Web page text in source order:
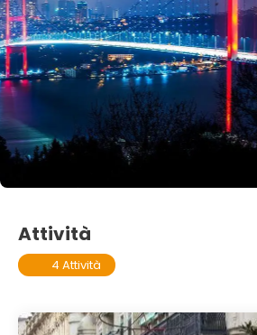
Attività
4 Attività